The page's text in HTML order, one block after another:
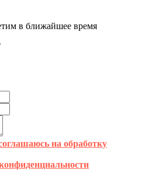
в ближайшее время
на обработку